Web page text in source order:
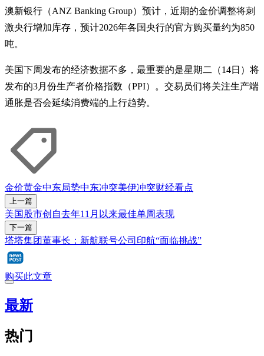
澳新银行（ANZ Banking Group）预计，近期的金价调整将刺
激央行增加库存，预计2026年各国央行的官方购买量约为850
吨。
美国下周发布的经济数据不多，最重要的是星期二（14日）将
发布的3月份生产者价格指数（PPI）。交易员们将关注生产端
通胀是否会延续消费端的上行趋势。
金价黄金中东局势中东冲突美伊冲突财经看点
上一篇
美国股市创自去年11月以来最佳单周表现
下一篇
塔塔集团董事长：新航联号公司印航“面临挑战”
购买此文章
最新
热门